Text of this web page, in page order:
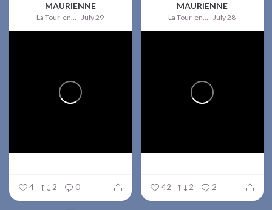
MAURIENNE
La Tour-en-Maurienne July 29
4 2 0
MAURIENNE
La Tour-en-Maurienne July 28
42 2 2